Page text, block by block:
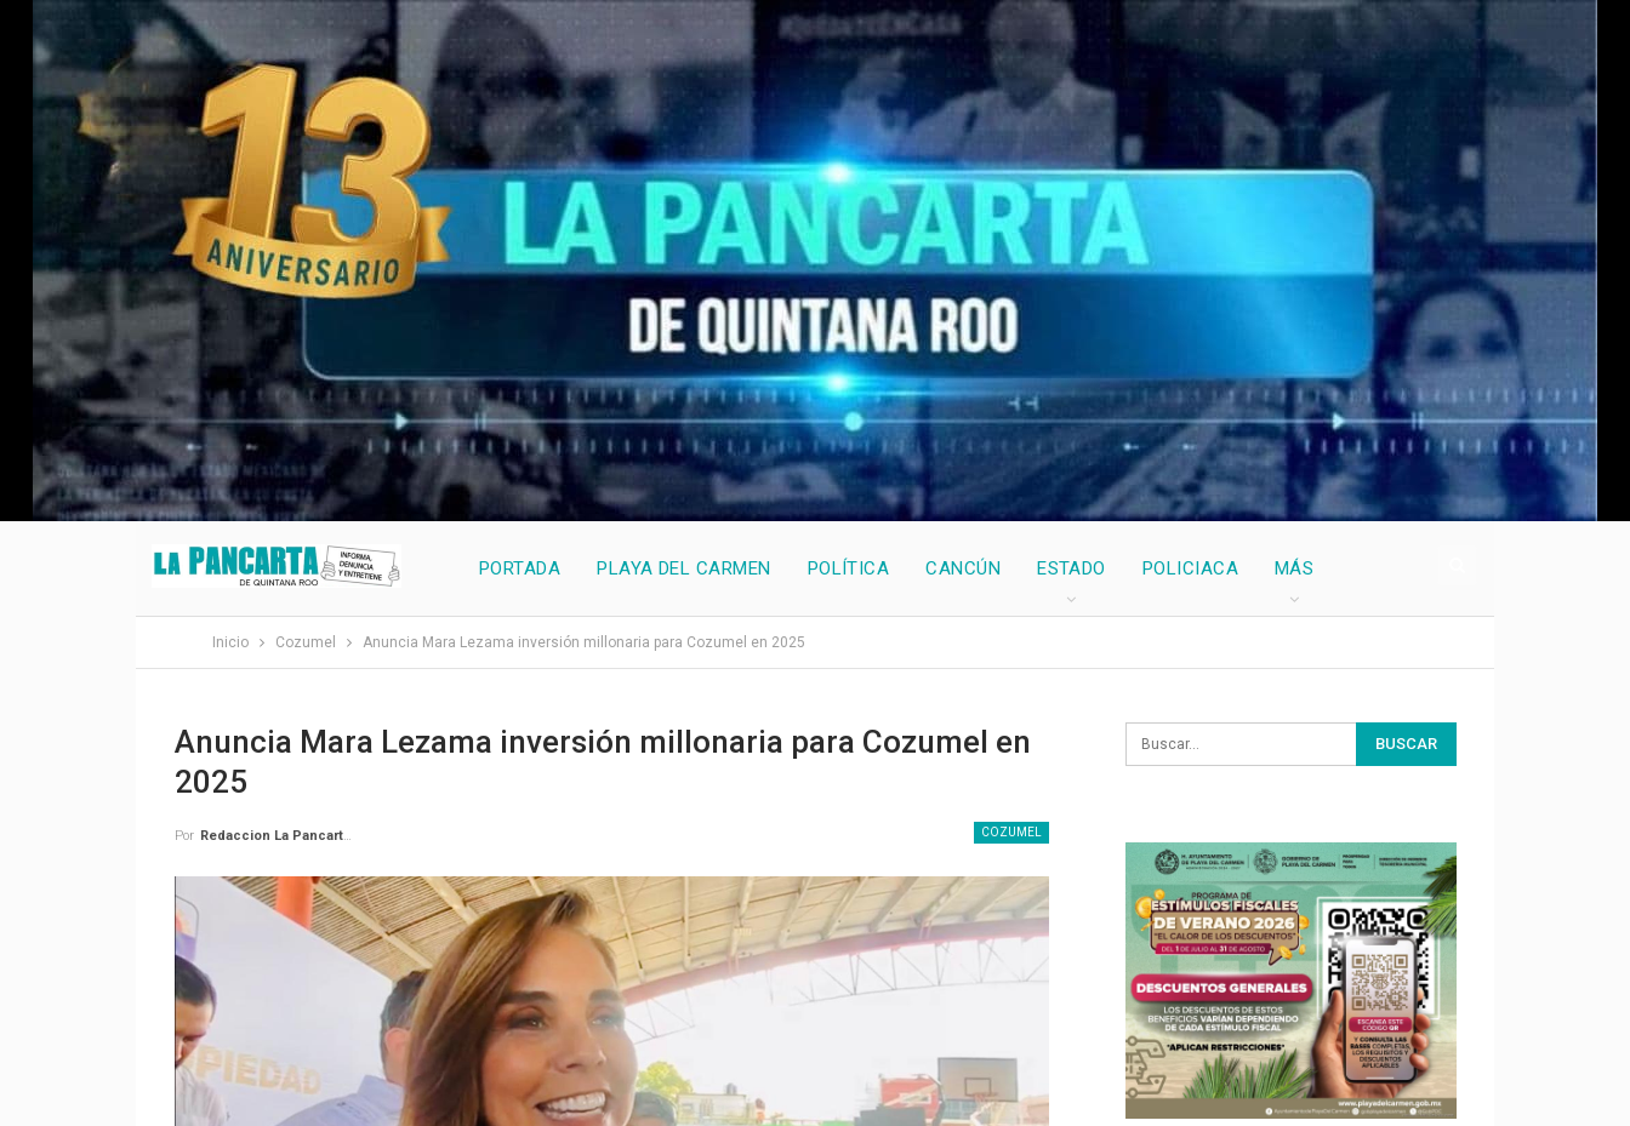
PORTADA PLAYA DEL CARMEN POLÍTICA CANCÚN ESTADO POLICIACA MÁS
Inicio Cozumel Anuncia Mara Lezama inversión millonaria para Cozumel en 2025
Anuncia Mara Lezama inversión millonaria para Cozumel en
2025
COZUMEL
Por Redaccion La Pancarta De Quintana Roo